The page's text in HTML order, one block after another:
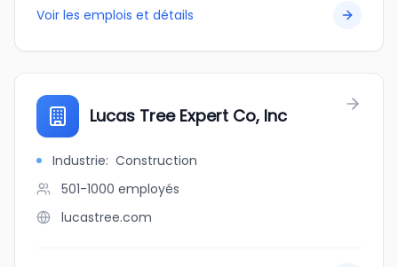
Voir les emplois et détails
Lucas Tree Expert Co, Inc
Industrie: Construction
501-1000 employés
lucastree.com